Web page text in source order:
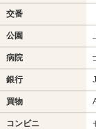
交番
公園
病院
銀行
買物
コンビニ